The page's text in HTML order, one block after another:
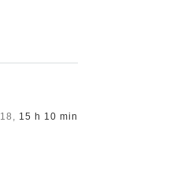
15 h 10 min